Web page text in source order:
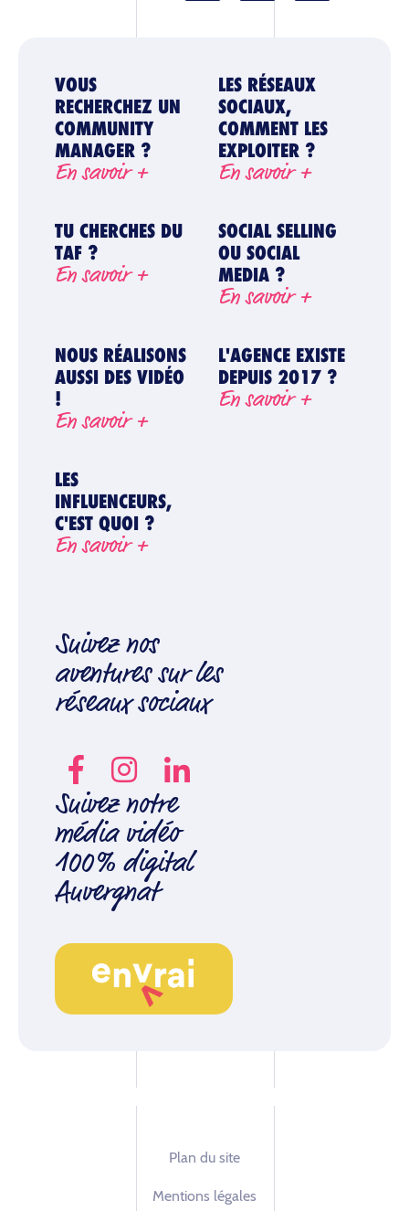
VOUS
RECHERCHEZ UN
COMMUNITY
MANAGER ?
En savoir +
LES RÉSEAUX
SOCIAUX,
COMMENT LES
EXPLOITER ?
En savoir +
TU CHERCHES DU
TAF ?
En savoir +
SOCIAL SELLING
OU SOCIAL
MEDIA ?
En savoir +
NOUS RÉALISONS
AUSSI DES VIDÉO
!
En savoir +
L'AGENCE EXISTE
DEPUIS 2017 ?
En savoir +
LES
INFLUENCEURS,
C'EST QUOI ?
En savoir +
Suivez nos
aventures sur les
réseaux sociaux
Suivez notre
média vidéo
100% digital
Auvergnat
Plan du site
Mentions légales